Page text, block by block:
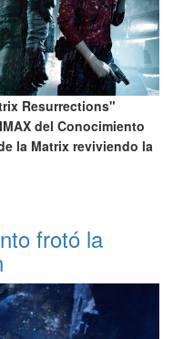
Resurrections"
del Conocimiento
la Matrix reviviendo la
frotó la